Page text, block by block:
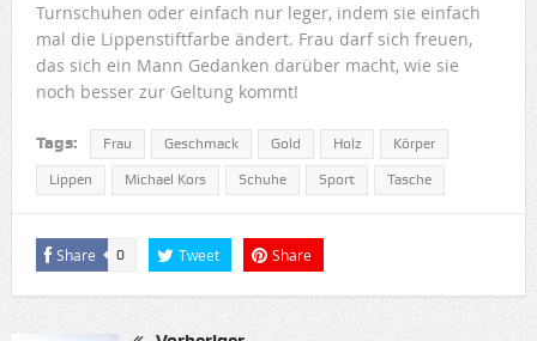
Turnschuhen oder einfach nur leger, indem sie einfach
mal die Lippenstiftfarbe ändert. Frau darf sich freuen,
das sich ein Mann Gedanken darüber macht, wie sie
noch besser zur Geltung kommt!
Tags: Frau Geschmack Gold Holz Körper
Lippen Michael Kors Schuhe Sport Tasche
Share 0 Tweet Share